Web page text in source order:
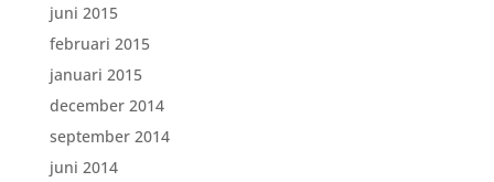
juni 2015
februari 2015
januari 2015
december 2014
september 2014
juni 2014